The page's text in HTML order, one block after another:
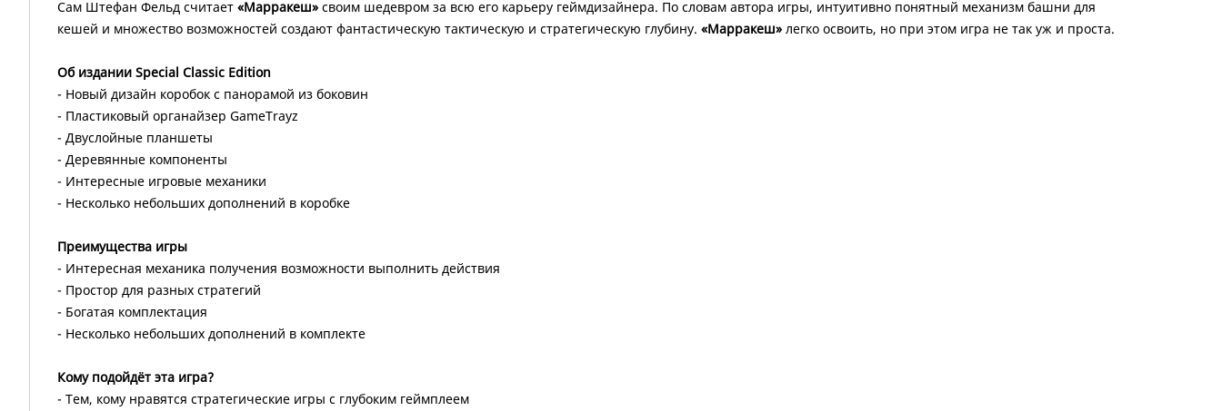
Сам Штефан Фельд считает «Марракеш» своим шедевром за всю его карьеру геймдизайнера. По словам автора игры, интуитивно понятный механизм башни для
кешей и множество возможностей создают фантастическую тактическую и стратегическую глубину. «Марракеш» легко освоить, но при этом игра не так уж и проста.
Об издании Special Classic Edition
- Новый дизайн коробок с панорамой из боковин
- Пластиковый органайзер GameTrayz
- Двуслойные планшеты
- Деревянные компоненты
- Интересные игровые механики
- Несколько небольших дополнений в коробке
Преимущества игры
- Интересная механика получения возможности выполнить действия
- Простор для разных стратегий
- Богатая комплектация
- Несколько небольших дополнений в комплекте
Кому подойдёт эта игра?
- Тем, кому нравятся стратегические игры с глубоким геймплеем